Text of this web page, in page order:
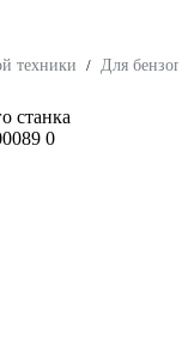
техники / Для